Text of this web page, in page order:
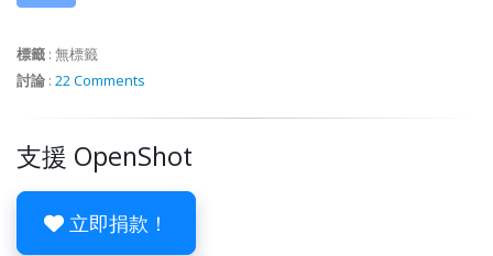
標籤 : 無標籤
討論 : 22 Comments
支援 OpenShot
立即捐款！